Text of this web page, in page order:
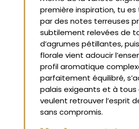
première inspiration, tu
par des notes terreuses
subtilement relevées de
d’agrumes pétillantes,
florale vient adoucir
profil aromatique
parfaitement équilibré,
palais exigeants et à tous
veulent retrouver l’esprit
sans compromis.